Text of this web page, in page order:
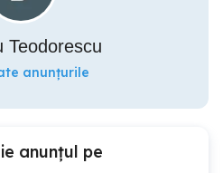
Teodorescu
anunțurile
anunțul pe